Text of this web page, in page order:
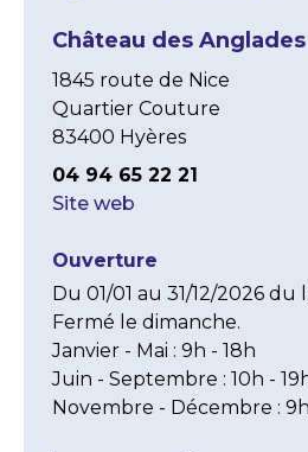
Château des Anglades
1845 route de Nice
Quartier Couture
83400 Hyères
04 94 65 22 21
Site web
Ouverture
Du 01/01 au 31/12/2026 du
Fermé le dimanche.
Janvier - Mai : 9h - 18h
Juin - Septembre : 10h -
Novembre - Décembre :